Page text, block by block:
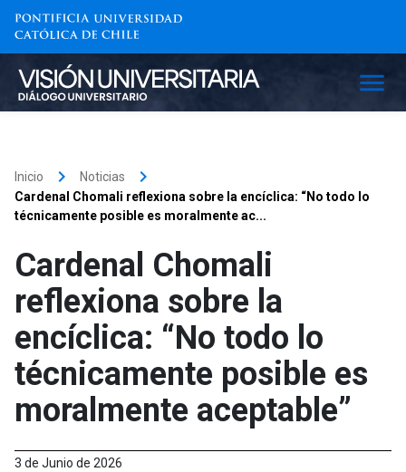
Inicio keyboard_arrow_right Noticias keyboard_arrow_right
Cardenal Chomali reflexiona sobre la encíclica: “No todo lo
técnicamente posible es moralmente ac...
Cardenal Chomali
reflexiona sobre la
encíclica: “No todo lo
técnicamente posible es
moralmente aceptable”
3 de Junio de 2026